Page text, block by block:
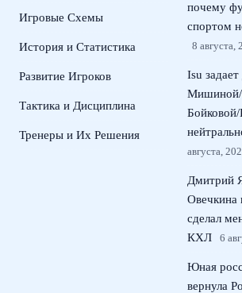
Игровые Схемы
История и Статистика
Развитие Игроков
Тактика и Дисциплина
Тренеры и Их Решения
почему
спортом
8 августа,
Isu
Мишиной/
Бойковой/
августа,
Дмитрий
Овечкина
сделал
КХЛ
6
Юная
вернула